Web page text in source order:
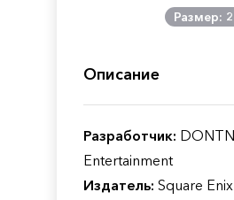
Размер:
Описание
Разработчик:
Entertainment
Издатель: Square Enix